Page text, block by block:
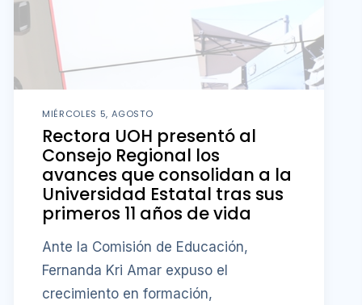
MIÉRCOLES 5, AGOSTO
Rectora UOH presentó al
Consejo Regional los
avances que consolidan a la
Universidad Estatal tras sus
primeros 11 años de vida
Ante la Comisión de Educación,
Fernanda Kri Amar expuso el
crecimiento en formación,